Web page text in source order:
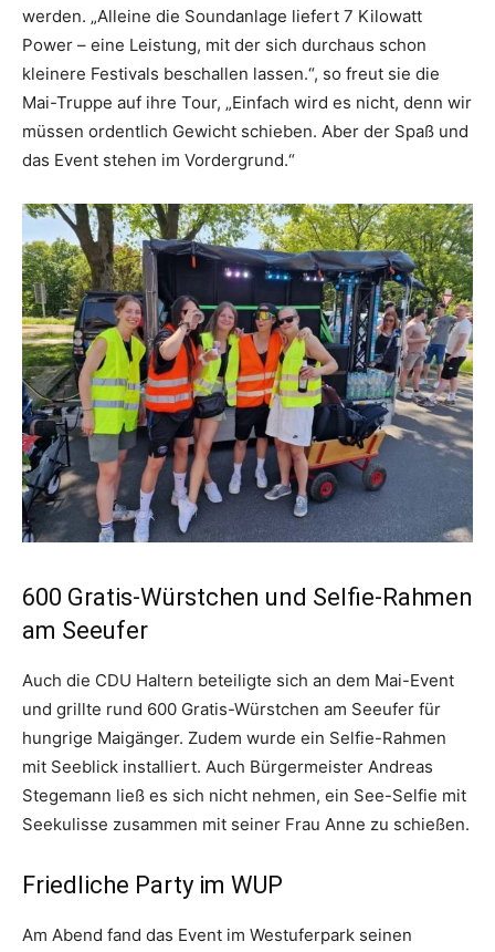
werden. „Alleine die Soundanlage liefert 7 Kilowatt
Power – eine Leistung, mit der sich durchaus schon
kleinere Festivals beschallen lassen.“, so freut sie die
Mai-Truppe auf ihre Tour, „Einfach wird es nicht, denn wir
müssen ordentlich Gewicht schieben. Aber der Spaß und
das Event stehen im Vordergrund.“
600 Gratis-Würstchen und Selfie-Rahmen
am Seeufer
Auch die CDU Haltern beteiligte sich an dem Mai-Event
und grillte rund 600 Gratis-Würstchen am Seeufer für
hungrige Maigänger. Zudem wurde ein Selfie-Rahmen
mit Seeblick installiert. Auch Bürgermeister Andreas
Stegemann ließ es sich nicht nehmen, ein See-Selfie mit
Seekulisse zusammen mit seiner Frau Anne zu schießen.
Friedliche Party im WUP
Am Abend fand das Event im Westuferpark seinen